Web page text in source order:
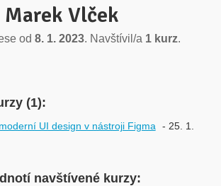
Marek Vlček
od 8. 1. 2023. Navštívil/a 1 kurz.
(1):
UI design v nástroji Figma
- 25. 1.
navštívené kurzy: